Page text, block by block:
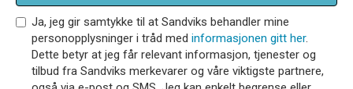
Ja, jeg gir samtykke til at Sandviks behandler mine
personopplysninger i tråd med informasjonen gitt her.
Dette betyr at jeg får relevant informasjon, tjenester og
tilbud fra Sandviks merkevarer og våre viktigste partnere,